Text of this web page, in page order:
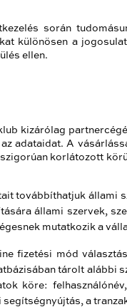
során
különösen a
ellen.
kizárólag
adataidat. A
korlátozott
továbbíthatjuk állami
állami szervek,
mutatkozik a
fizetési mód
tárolt alábbi
köre:
a